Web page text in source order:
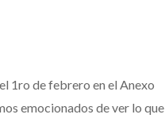
1ro de febrero en el Anexo
emocionados de ver lo que